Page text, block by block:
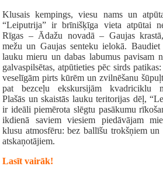
Klusais kempings, viesu nams un
“Leiputrija” ir brīnišķīga vieta atpūtai
Rīgas – Ādažu novadā – Gaujas
mežu un Gaujas senteku ielokā.
lauku mieru un dabas labumus pavisam
galvaspilsētas, atpūtieties pēc sirds
veselīgām pirts kūrēm un zvilnēšanu
pat bezceļu ekskursijām kvadriciklu
Plašās un skaistās lauku teritorijas dēļ,
ir ideāli piemērota slēgtu pasākumu
ikdienā saviem viesiem piedāvājam
klusu atmosfēru: bez ballīšu trokšņiem un
atskaņotājiem.
Lasīt vairāk!